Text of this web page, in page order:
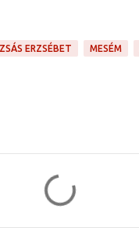
ERZSÉBET MESÉM